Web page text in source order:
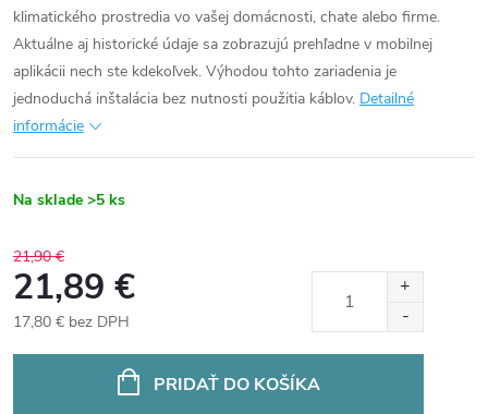
klimatického prostredia vo vašej domácnosti, chate alebo firme.
Aktuálne aj historické údaje sa zobrazujú prehľadne v mobilnej
aplikácii nech ste kdekoľvek. Výhodou tohto zariadenia je
jednoduchá inštalácia bez nutnosti použitia káblov. Detailné
informácie
Na sklade >5 ks
21,90 €
21,89 €
17,80 € bez DPH
PRIDAŤ DO KOŠÍKA